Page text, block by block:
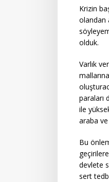
Krizin
olandan
olduk.
Varlık
paraları
ile
araba
Bu
devlete
sert